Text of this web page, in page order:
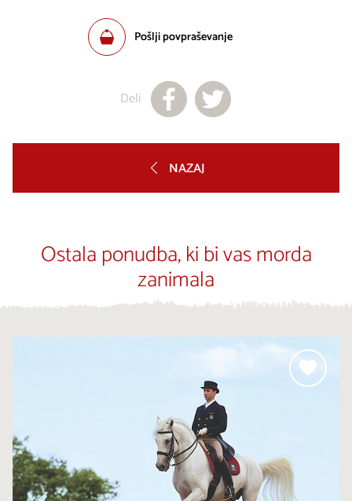
Pošlji povpraševanje
Deli
NAZAJ
Ostala ponudba, ki bi vas morda
zanimala